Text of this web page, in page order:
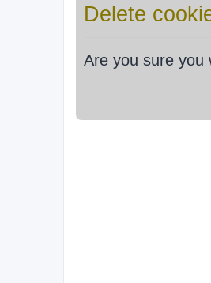
Delete
Are you sure you